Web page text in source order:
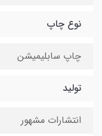
نوع چاپ
چاپ سابلیمیشن
تولید
انتشارات مشهور